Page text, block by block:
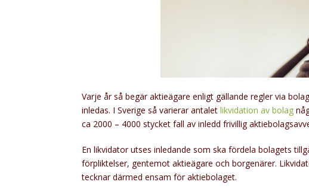
Varje år så begär aktieägare enligt gällande regler via
inledas. I Sverige så varierar antalet likvidation av bolag
ca 2000 – 4000 stycket fall av inledd frivillig
En likvidator utses inledande som ska fördela bolagets
förpliktelser, gentemot aktieägare och borgenärer.
tecknar därmed ensam för aktiebolaget.